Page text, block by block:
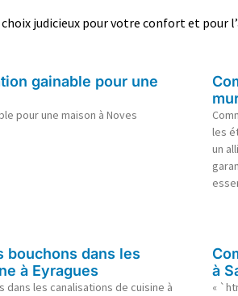
choix judicieux pour votre confort et pour
gainable pour une
pour une maison à Noves
les
un
bouchons dans les
à Eyragues
dans les canalisations de cuisine à
à
«